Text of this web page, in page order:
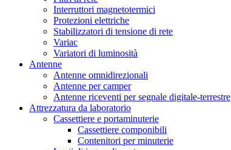
Interruttori magnetotermici
Protezioni elettriche
Stabilizzatori di tensione di rete
Variac
Variatori di luminosità
Antenne
Antenne omnidirezionali
Antenne per camper
Antenne riceventi per segnale digitale-terrestre
Attrezzatura da laboratorio
Cassettiere e portaminuterie
Cassettiere componibili
Contenitori per minuterie